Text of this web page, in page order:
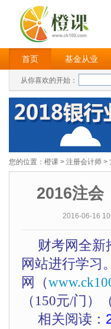
首页 基金从业
从你喜欢的开始：
您的位置： 橙课 > 注册会计师 >
2016注会
2016-06-16
财考网全新
网站进行学习
网（
（150元/门）
相关阅读：